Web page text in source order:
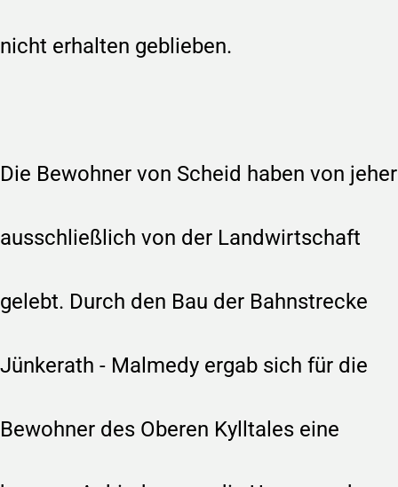
nicht erhalten geblieben.
Die Bewohner von Scheid haben von jeher
ausschließlich von der Landwirtschaft
gelebt. Durch den Bau der Bahnstrecke
Jünkerath - Malmedy ergab sich für die
Bewohner des Oberen Kylltales eine